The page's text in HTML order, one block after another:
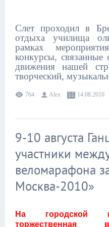
Слет проходил в
отдыха училища
рамках
конкурсы, связанные
движения нашей
творческий,
764 Alex 14.08.2010
9-10 августа
участники
веломарафона
Москва-2010»
На городской
торжественная